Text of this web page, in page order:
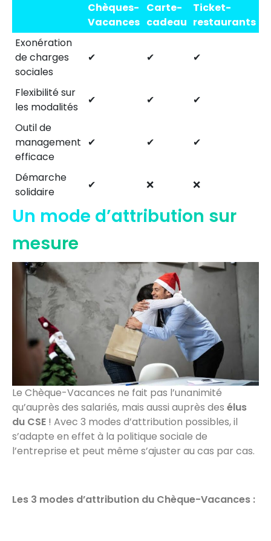
Chèques-
Vacances
Carte-
cadeau
Ticket-
restaurants
Exonération
de charges
sociales
✔ ✔ ✔
Flexibilité sur
les modalités
✔ ✔
✔
Outil de
management
efficace
✔ ✔ ✔
Démarche
solidaire
✔ ❌ ❌
Un mode d’attribution sur
mesure
Le Chèque-Vacances ne fait pas l’unanimité
qu’auprès des salariés, mais aussi auprès des élus
du CSE ! Avec 3 modes d’attribution possibles, il
s’adapte en effet à la politique sociale de
l’entreprise et peut même s’ajuster au cas par cas.
Les 3 modes d’attribution du Chèque-Vacances :